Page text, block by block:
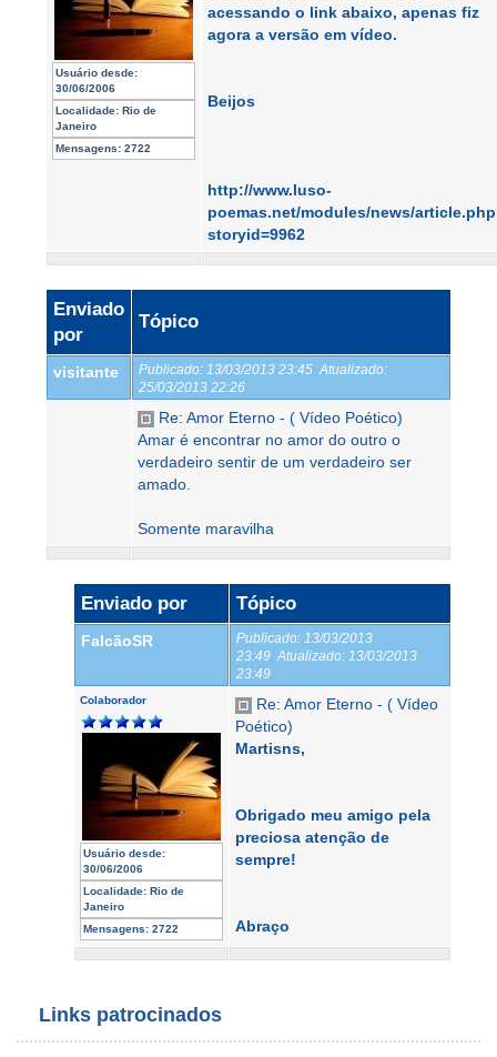
Usuário desde:
30/06/2006
Localidade: Rio de
Janeiro
Mensagens: 2722
acessando o link abaixo, apenas fiz
agora a versão em vídeo.
Beijos
http://www.luso-
poemas.net/modules/news/
storyid=9962
Enviado
por
Tópico
visitante Publicado: 13/03/2013 23:45 Atualizado:
25/03/2013 22:26
Re: Amor Eterno - ( Vídeo Poético)
Amar é encontrar no amor do outro o
verdadeiro sentir de um verdadeiro ser
amado.
Somente maravilha
Enviado por Tópico
FalcãoSR Publicado: 13/03/2013
23:49 Atualizado: 13/03/2013
23:49
Colaborador
Usuário desde:
30/06/2006
Localidade: Rio de
Janeiro
Mensagens: 2722
Re: Amor Eterno - ( Vídeo
Poético)
Martisns,
Obrigado meu amigo pela
preciosa atenção de
sempre!
Abraço
Links patrocinados